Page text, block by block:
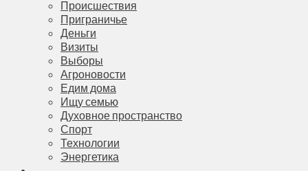
Происшествия
Приграничье
Деньги
Визиты
Выборы
Агроновости
Едим дома
Ищу семью
Духовное пространство
Спорт
Технологии
Энергетика